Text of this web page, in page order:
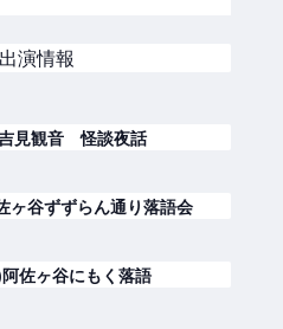
演情報
見観音 怪談夜話
ヶ谷ずずらん通り落語会
佐ヶ谷にもく落語